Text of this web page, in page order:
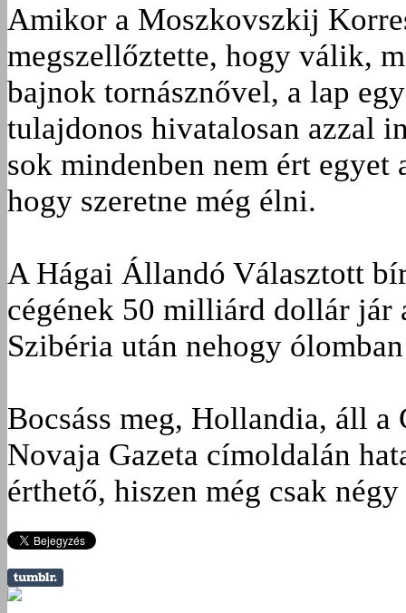
Amikor a Moszkovszkij
megszellőztette, hogy válik,
bajnok tornásznővel, a lap
tulajdonos hivatalosan azzal
sok mindenben nem ért egyet
hogy szeretne még élni.
A Hágai Állandó Választott
cégének 50 milliárd dollár jár
Szibéria után nehogy
Bocsáss meg, Hollandia, áll
Novaja Gazeta címoldalán
érthető, hiszen még csak